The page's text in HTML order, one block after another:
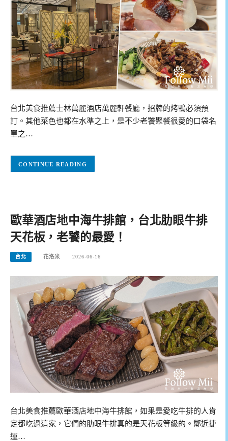
台北美食推薦士林萬麗酒店萬麗軒餐廳，招牌的烤鴨必須預
訂。其他菜色也都在水準之上，是不少老饕聚餐很愛的口袋名
單之…
CONTINUE READING
歐華酒店地中海牛排館，台北肋眼牛排
天花板，老饕的最愛！
台北 花洛米 2026-06-16
台北美食推薦歐華酒店地中海牛排館，如果是愛吃牛排的人肯
定都吃過這家，它們的肋眼牛排真的是天花板等級的。鄰近捷
運…